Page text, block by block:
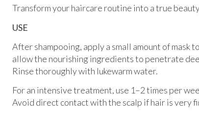
Transform your haircare routine into a true
USE
After shampooing, apply a small amount of
allow the nourishing ingredients to penetrate
Rinse thoroughly with lukewarm water.
For an intensive treatment, use 1–2 times per
Avoid direct contact with the scalp if hair is very